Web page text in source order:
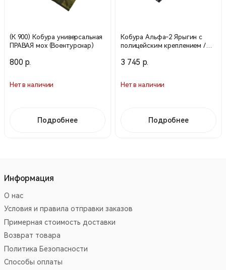
(К 900) Кобура универсальная
ПРАВАЯ мох (Воентурснар)
800 р.
Нет в наличии
Подробнее
Кобура Альфа-2 Ярыгин с
полицейским креплением /
3 745 р.
Нет в наличии
Подробнее
Информация
О нас
Условия и правила отправки заказов
Примерная стоимость доставки
Возврат товара
Политика Безопасности
Способы оплаты